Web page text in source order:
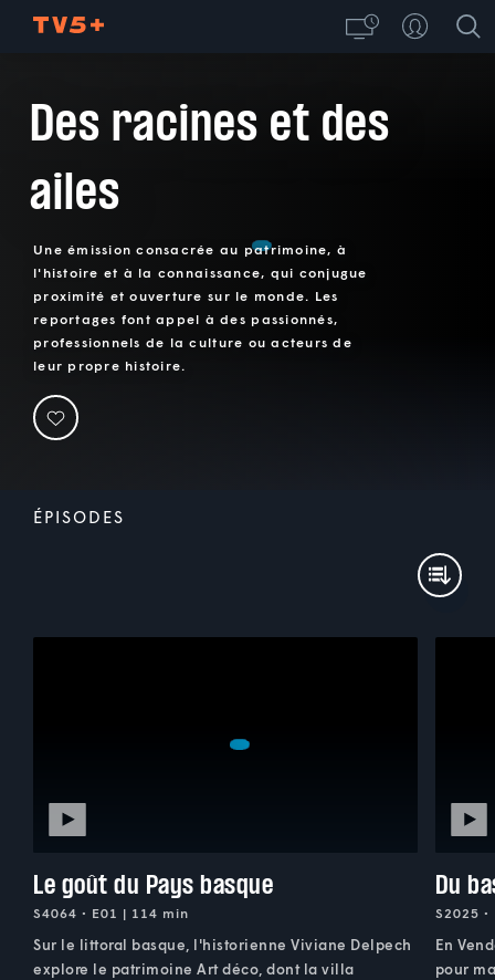
Des racines et des
ailes
Une émission consacrée au patrimoine, à
l'histoire et à la connaissance, qui conjugue
proximité et ouverture sur le monde. Les
reportages font appel à des passionnés,
professionnels de la culture ou acteurs de
leur propre histoire.
ÉPISODES
Le goût du Pays basque
S4064 • E01 | 114 min
Sur le littoral basque, l'historienne Viviane Delpech
explore le patrimoine Art déco, dont la villa
Du
S2025
En
pour